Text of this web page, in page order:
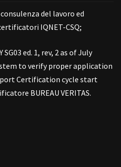
consulenza del lavoro ed
IQNET-CSQ;
SG03 ed. 1, rev, 2 as of July
to verify proper application
Certification cycle start
BUREAU VERITAS.